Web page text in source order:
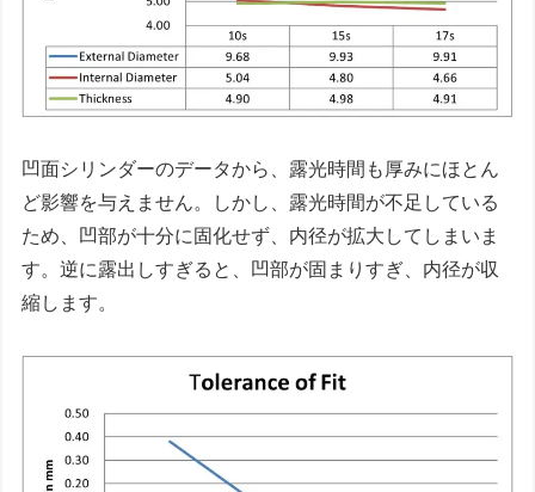
凹面シリンダーのデータから、露光時間も厚みにほとん
ど影響を与えません。しかし、露光時間が不足している
ため、凹部が十分に固化せず、内径が拡大してしまいま
す。逆に露出しすぎると、凹部が固まりすぎ、内径が収
縮します。